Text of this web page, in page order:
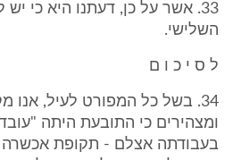
33. אשר על כן, דעתנו היא כי
השלישי.
ל ס י כ ו ם
34. בשל כל המפורט לעיל,
ומצהירים כי התובעת היתה
בעבודתה אצלם - תקופת אכשרה